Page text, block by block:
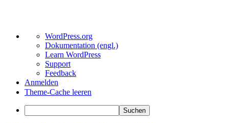
Über
WordPress
WordPress.org
Dokumentation (engl.)
Learn WordPress
Support
Feedback
Anmelden
Theme-Cache leeren
Suchen